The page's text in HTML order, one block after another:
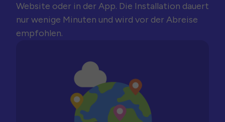
Website oder in der App. Die Installation dauert
nur wenige Minuten und wird vor der Abreise
empfohlen.